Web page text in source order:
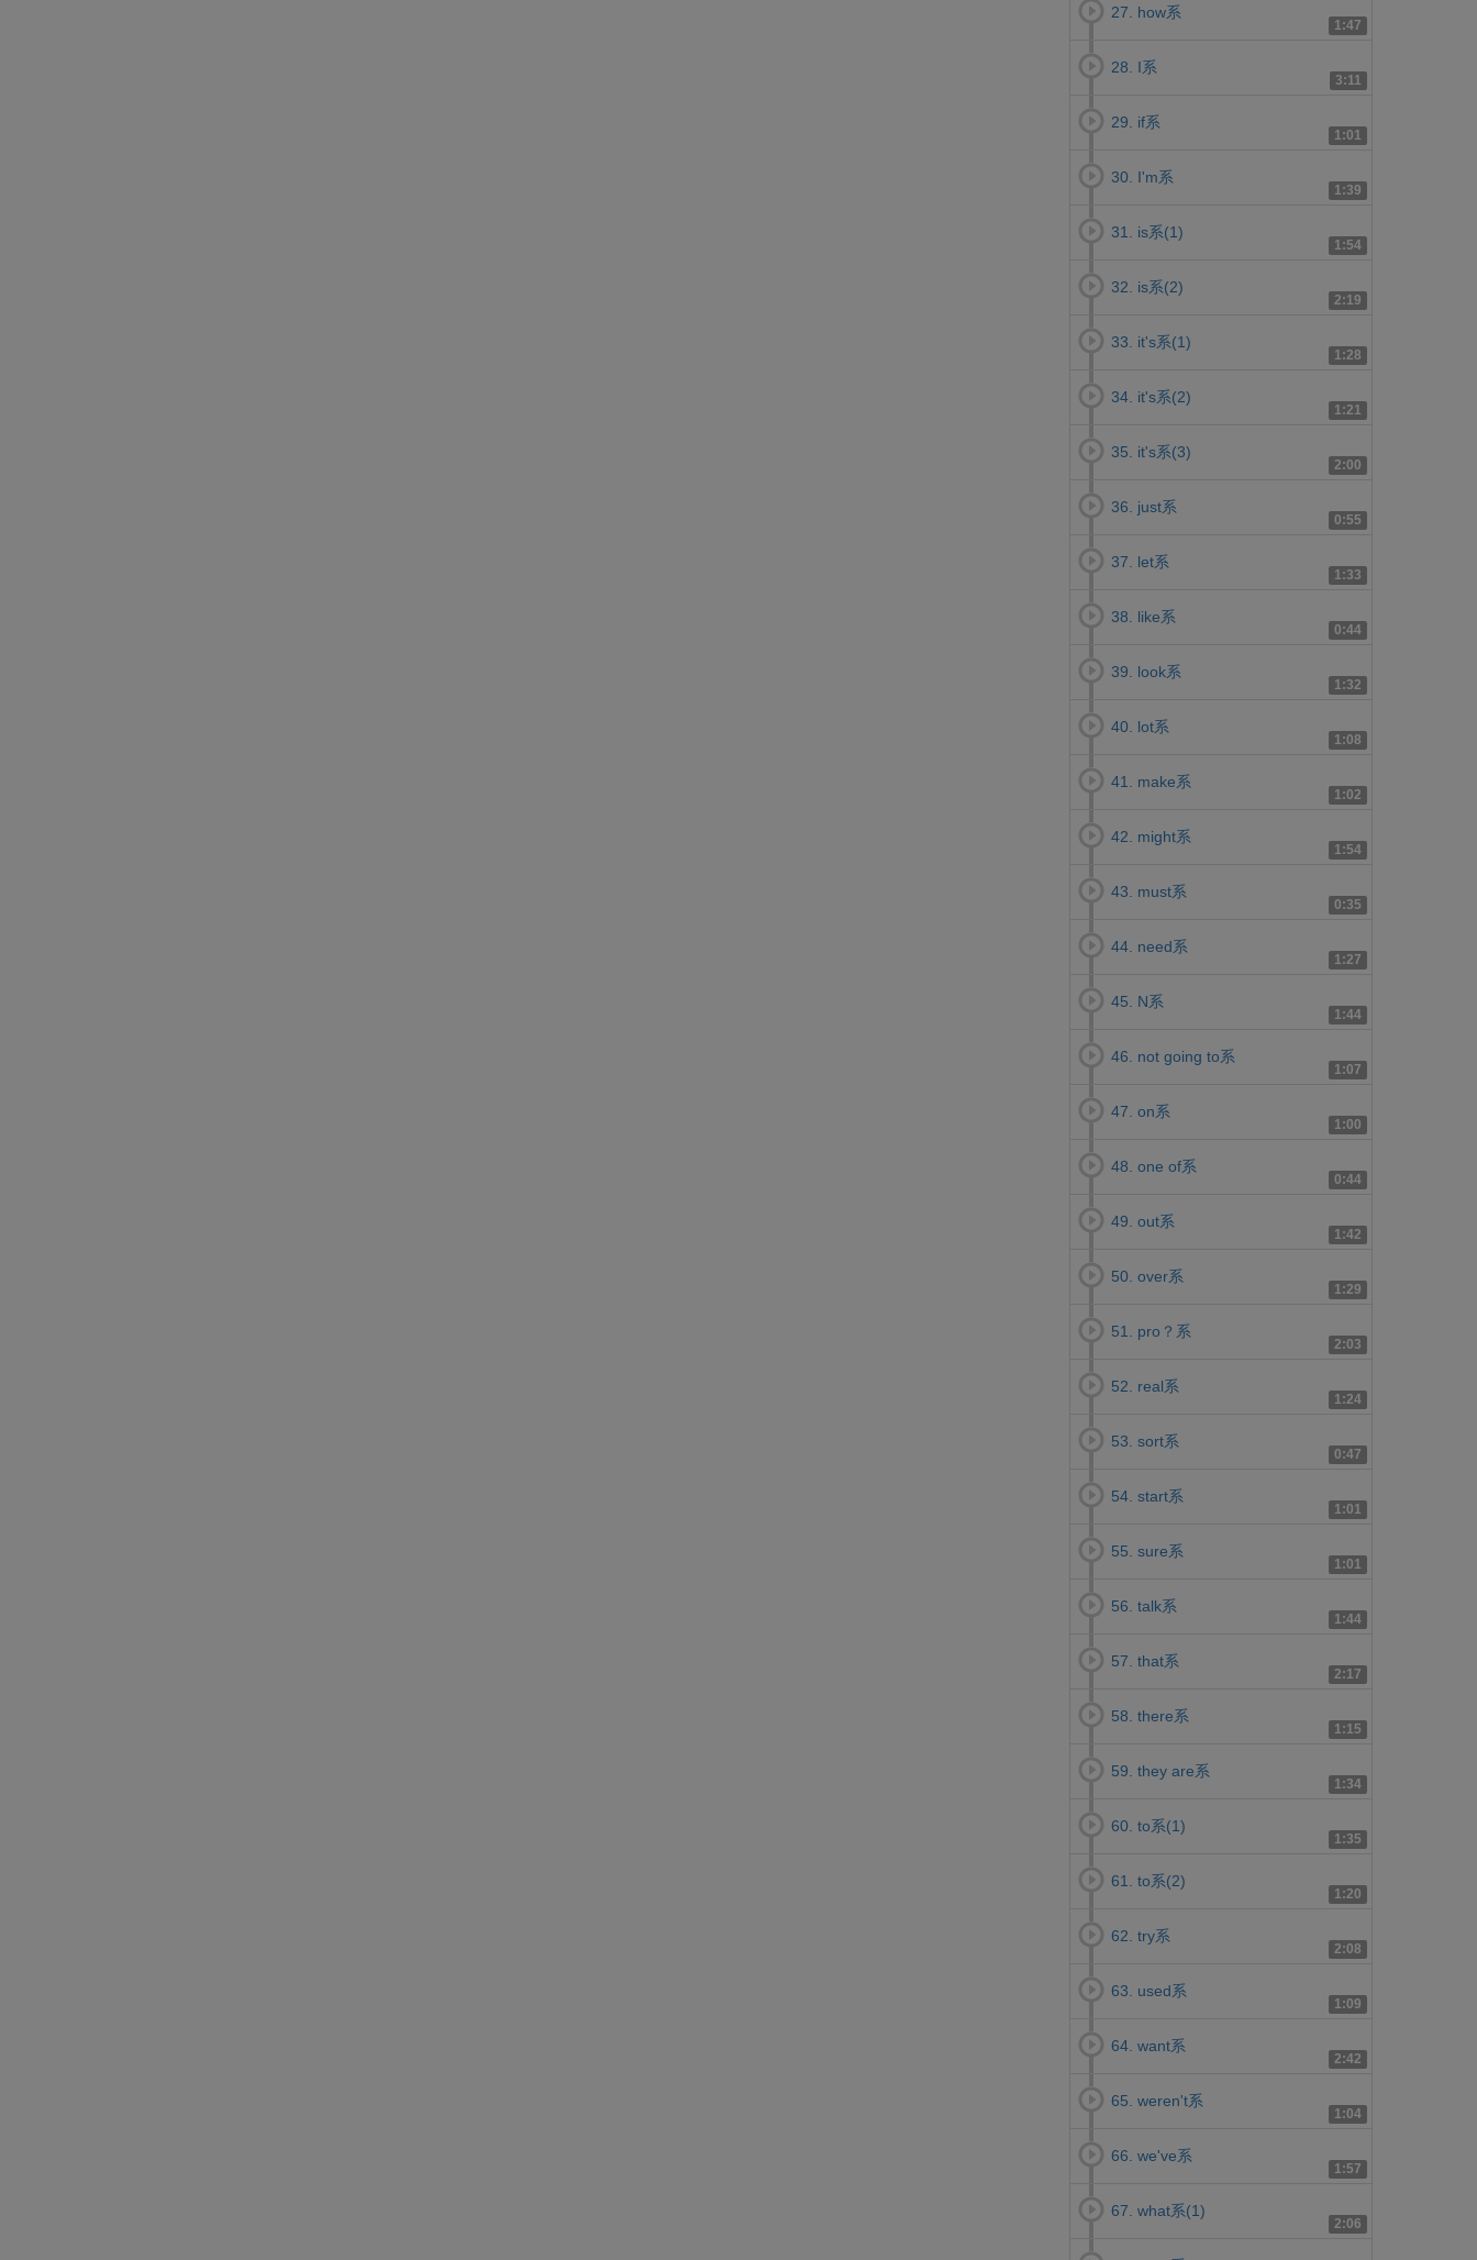
1:47
27. how系
3:11
28. I系
1:01
29. if系
1:39
30. I'm系
1:54
31. is系(1)
2:19
32. is系(2)
1:28
33. it's系(1)
1:21
34. it's系(2)
2:00
35. it's系(3)
0:55
36. just系
1:33
37. let系
0:44
38. like系
1:32
39. look系
1:08
40. lot系
1:02
41. make系
1:54
42. might系
0:35
43. must系
1:27
44. need系
1:44
45. N系
1:07
46. not going to系
1:00
47. on系
0:44
48. one of系
1:42
49. out系
1:29
50. over系
2:03
51. pro？系
1:24
52. real系
0:47
53. sort系
1:01
54. start系
1:01
55. sure系
1:44
56. talk系
2:17
57. that系
1:15
58. there系
1:34
59. they are系
1:35
60. to系(1)
1:20
61. to系(2)
2:08
62. try系
1:09
63. used系
2:42
64. want系
1:04
65. weren't系
1:57
66. we've系
2:06
67. what系(1)